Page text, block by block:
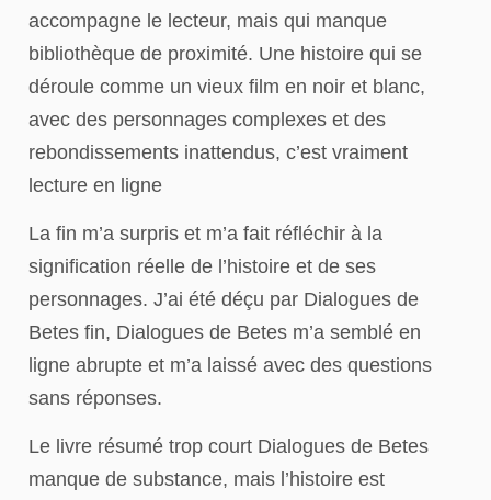
accompagne le lecteur, mais qui manque
bibliothèque de proximité. Une histoire qui se
déroule comme un vieux film en noir et blanc,
avec des personnages complexes et des
rebondissements inattendus, c’est vraiment
lecture en ligne
La fin m’a surpris et m’a fait réfléchir à la
signification réelle de l’histoire et de ses
personnages. J’ai été déçu par Dialogues de
Betes fin, Dialogues de Betes m’a semblé en
ligne abrupte et m’a laissé avec des questions
sans réponses.
Le livre résumé trop court Dialogues de Betes
manque de substance, mais l’histoire est